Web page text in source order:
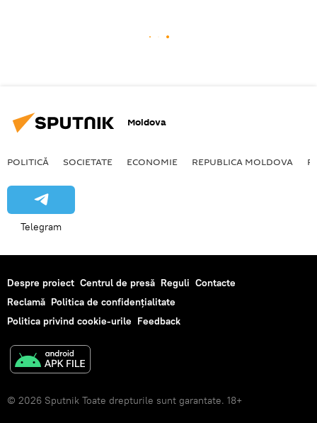
Moldova
POLITICĂ SOCIETATE ECONOMIE REPUBLICA MOLDOVA
Telegram
Despre proiect Centrul de presă Reguli Contacte
Reclamă Politica de confidențialitate
Politica privind cookie-urile Feedback
© 2026 Sputnik Toate drepturile sunt garantate. 18+